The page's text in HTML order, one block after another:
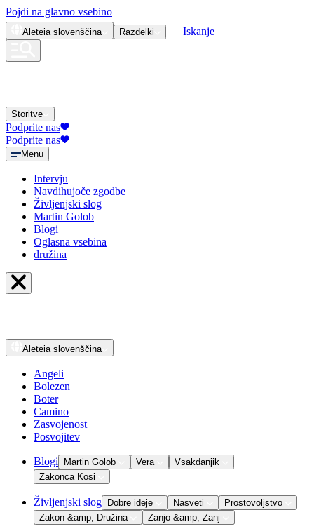
Pojdi na glavno vsebino
Aleteia slovenščina Razdelki Iskanje
Storitve
Podprite nas
Podprite nas
Menu
Intervju
Navdihujoče zgodbe
Življenjski slog
Martin Golob
Blogi
Oglasna vsebina
družina
Aleteia slovenščina
Angeli
Bolezen
Boter
Camino
Zasvojenost
Posvojitev
Blogi Martin Golob Vera
Vsakdanjik
Zakonca Kosi
Življenjski slog Dobre ideje Nasveti
Prostovoljstvo
Zakon &amp; Družina
Zanjo &amp; Zanj